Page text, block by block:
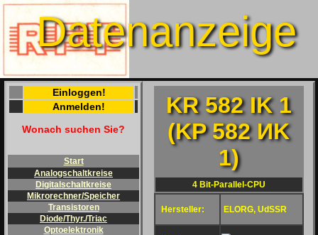
Datenanzeige
Einloggen!
Anmelden!
Wonach suchen Sie?
Start
Analogschaltkreise
Digitalschaltkreise
Mikrorechner/Speicher
Transistoren
Diode/Thyr./Triac
Optoelektronik
KR 582 IK 1
(KP 582 ИK
1)
4 Bit-Parallel-CPU
Hersteller: ELORG, UdSSR